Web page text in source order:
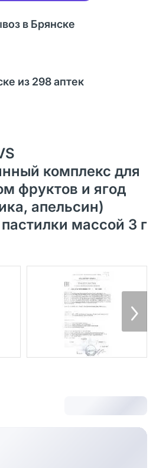
в Брянске
из 298 аптек
комплекс для
фруктов и ягод
апельсин)
массой 3 г